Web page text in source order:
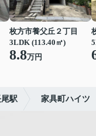
枚方市養父丘２丁目
3LDK (113.40㎡)
8.8万円
駅 家具町ハイツ